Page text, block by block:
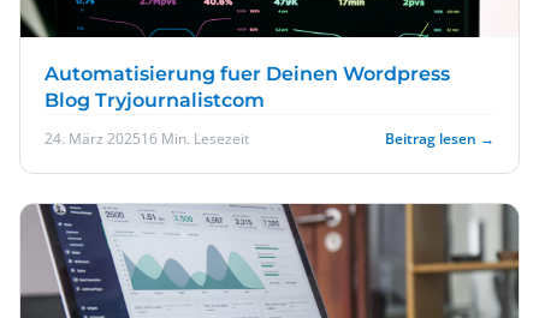
Automatisierung fuer Deinen Wordpress
Blog Tryjournalistcom
24. März 202516 Min. Lesezeit Beitrag lesen →